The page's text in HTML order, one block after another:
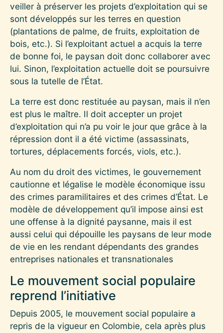
veiller à préserver les projets d’exploitation qui se
sont développés sur les terres en question
(plantations de palme, de fruits, exploitation de
bois, etc.). Si l’exploitant actuel a acquis la terre
de bonne foi, le paysan doit donc collaborer avec
lui. Sinon, l’exploitation actuelle doit se poursuivre
sous la tutelle de l’État.
La terre est donc restituée au paysan, mais il n’en
est plus le maître. Il doit accepter un projet
d’exploitation qui n’a pu voir le jour que grâce à la
répression dont il a été victime (assassinats,
tortures, déplacements forcés, viols, etc.).
Au nom du droit des victimes, le gouvernement
cautionne et légalise le modèle économique issu
des crimes paramilitaires et des crimes d’État. Le
modèle de développement qu’il impose ainsi est
une offense à la dignité paysanne, mais il est
aussi celui qui dépouille les paysans de leur mode
de vie en les rendant dépendants des grandes
entreprises nationales et transnationales
Le mouvement social populaire
reprend l’initiative
Depuis 2005, le mouvement social populaire a
repris de la vigueur en Colombie, cela après plus